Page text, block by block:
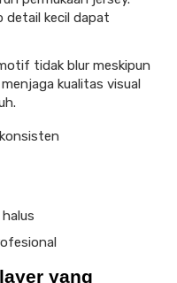
detail kecil dapat
tidak blur meskipun
kualitas visual
yang